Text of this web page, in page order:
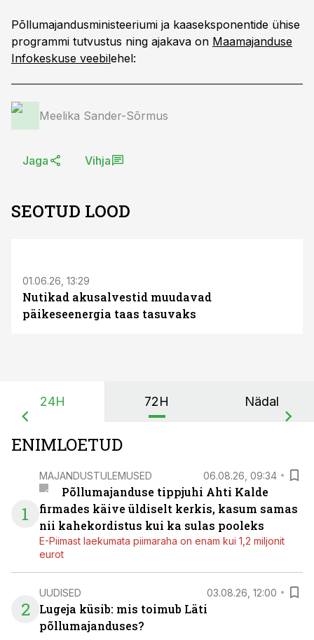
Põllumajandusministeeriumi ja kaaseksponentide ühise
programmi tutvustus ning ajakava on Maamajanduse
Infokeskuse veebilehel:
Meelika Sander-Sõrmus
Jaga Vihja
SEOTUD LOOD
01.06.26, 13:29
Nutikad akusalvestid muudavad
päikeseenergia taas tasuvaks
24H 72H Nädal
ENIMLOETUD
1
MAJANDUSTULEMUSED 06.08.26, 09:34
Põllumajanduse tippjuhi Ahti Kalde
firmades käive üldiselt kerkis, kasum samas
nii kahekordistus kui ka sulas pooleks
E-Piimast laekumata piimaraha on enam kui 1,2 miljonit
eurot
2
UUDISED 03.08.26, 12:00
Lugeja küsib: mis toimub Läti
põllumajanduses?